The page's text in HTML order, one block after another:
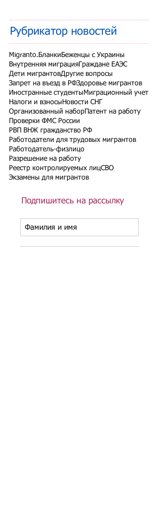
Рубрикатор новостей
Migranto.Бланки Беженцы с Украины
Внутренняя миграция Граждане ЕАЭС
Дети мигрантовДругие вопросы
Запрет на въезд в РФЗдоровье мигрантов
Иностранные студенты Миграционный учет
Налоги и взносы Новости СНГ
Организованный набор Патент на работу
Проверки ФМС России
РВП ВНЖ гражданство РФ
Работодатели для трудовых мигрантов
Работодатель-физлицо
Разрешение на работу
Реестр контролируемых лицСВО
Экзамены для мигрантов
Подпишитесь на рассылку